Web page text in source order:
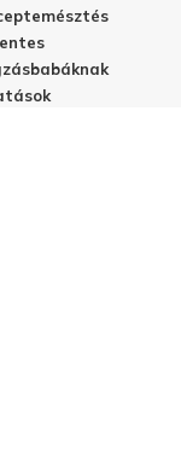
emésztés
babáknak